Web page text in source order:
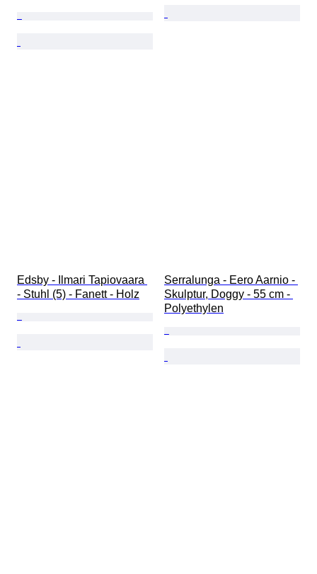
Edsby - Ilmari Tapiovaara
- Stuhl (5) - Fanett - Holz
Serralunga - Eero Aarnio -
Skulptur, Doggy - 55 cm -
Polyethylen